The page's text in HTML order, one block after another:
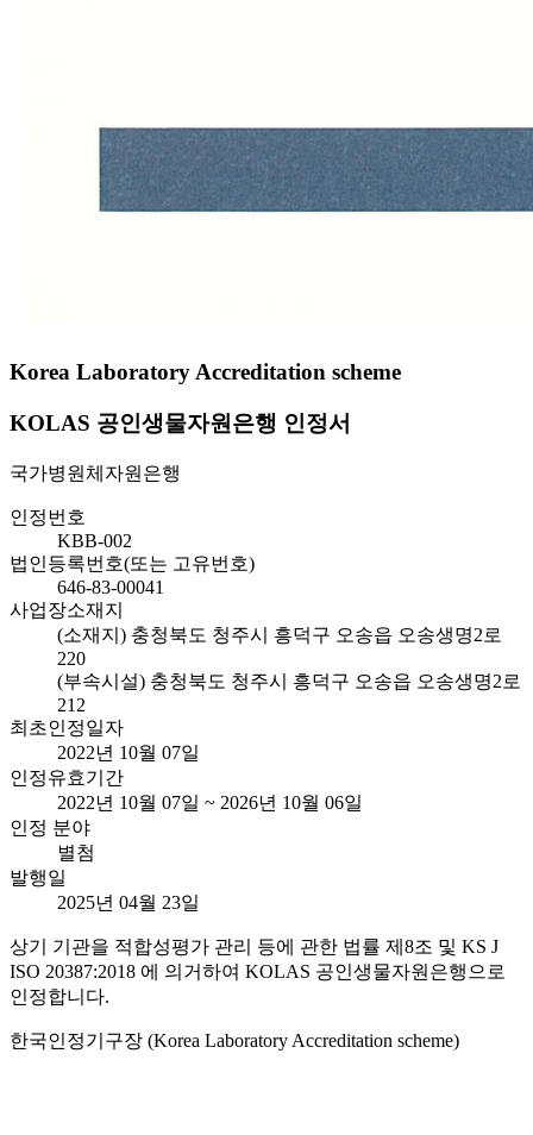
Korea Laboratory Accreditation scheme
KOLAS 공인생물자원은행 인정서
국가병원체자원은행
인정번호
KBB-002
법인등록번호(또는 고유번호)
646-83-00041
사업장소재지
(소재지) 충청북도 청주시 흥덕구 오송읍 오송생명2로
220
(부속시설) 충청북도 청주시 흥덕구 오송읍 오송생명2로
212
최초인정일자
2022년 10월 07일
인정유효기간
2022년 10월 07일 ~ 2026년 10월 06일
인정 분야
별첨
발행일
2025년 04월 23일
상기 기관을 적합성평가 관리 등에 관한 법률 제8조 및 KS J
ISO 20387:2018 에 의거하여 KOLAS 공인생물자원은행으로
인정합니다.
한국인정기구장 (Korea Laboratory Accreditation scheme)